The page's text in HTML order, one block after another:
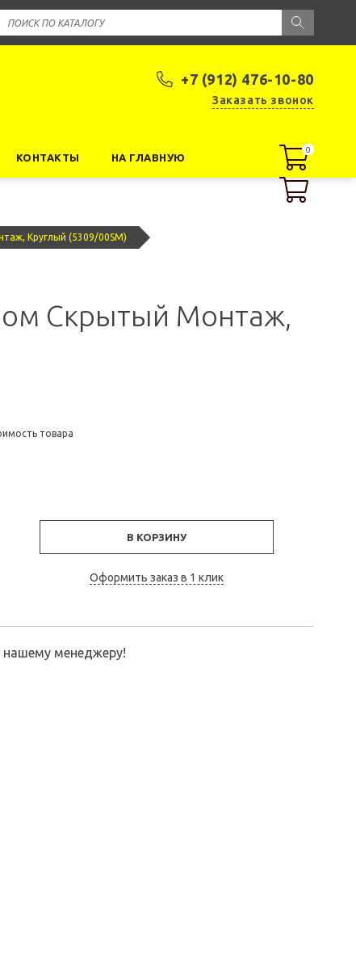
+7 (912) 476-10-80
Заказать звонок
КОНТАКТЫ НА ГЛАВНУЮ
0
0
Круглый (5309/00SM)
Скрытый Монтаж,
товара
В КОРЗИНУ
Оформить заказ в 1 клик
нашему менеджеру!